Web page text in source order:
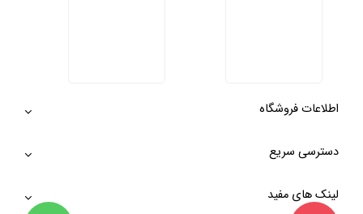
اطلاعات فروشگاه
دسترسی سریع
لینک های مفید